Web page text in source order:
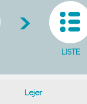
LISTE
Lejer